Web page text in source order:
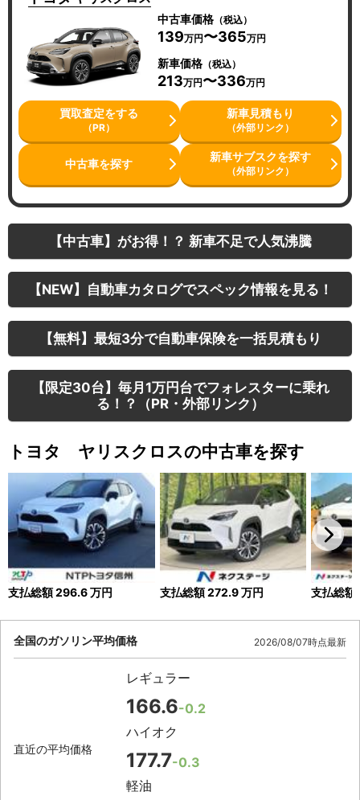
中古車価格（税込）
139万円〜365万円
新車価格（税込）
213万円〜336万円
買取査定をする
（PR）
新車見積もり
（外部リンク）
中古車を探す 新車サブスクを探す
（外部リンク）
【中古車】がお得！？ 新車不足で人気沸騰
【NEW】自動車カタログでスペック情報を見る！
【無料】最短3分で自動車保険を一括見積もり
【限定30台】毎月1万円台でフォレスターに乗れ
る！？（PR・外部リンク）
トヨタ ヤリスクロスの中古車を探す
支払総額296.6万円 支払総額272.9万円 支払総額
全国のガソリン平均価格 2026/08/07時点最新
直近の平均価格
レギュラー
166.6-0.2
ハイオク
177.7-0.3
軽油